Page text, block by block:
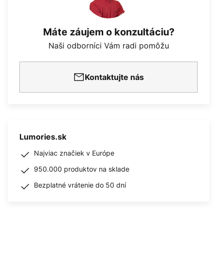
Máte záujem o konzultáciu?
Naši odborníci Vám radi pomôžu
Kontaktujte nás
Lumories.sk
Najviac značiek v Európe
950.000 produktov na sklade
Bezplatné vrátenie do 50 dní